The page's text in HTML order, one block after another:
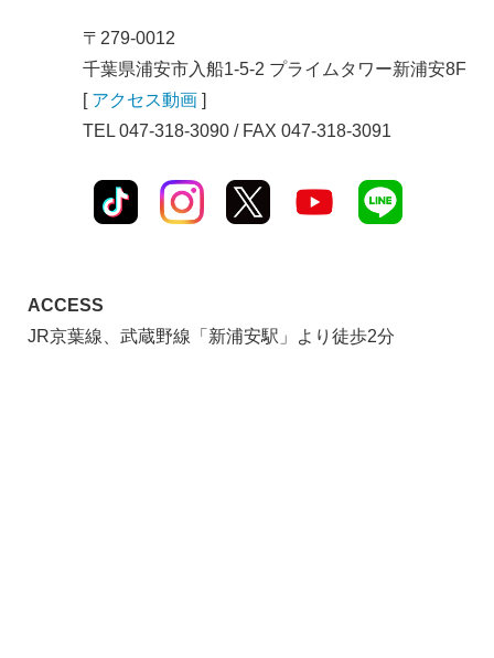
〒279-0012
千葉県浦安市入船1-5-2 プライムタワー新浦安8F
[ アクセス動画 ]
TEL 047-318-3090 / FAX 047-318-3091
ACCESS
JR京葉線、武蔵野線「新浦安駅」より徒歩2分